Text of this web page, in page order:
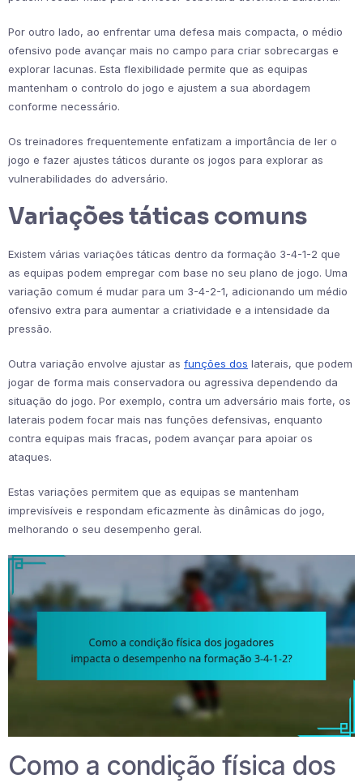
Por outro lado, ao enfrentar uma defesa mais compacta, o médio
ofensivo pode avançar mais no campo para criar sobrecargas e
explorar lacunas. Esta flexibilidade permite que as equipas
mantenham o controlo do jogo e ajustem a sua abordagem
conforme necessário.
Os treinadores frequentemente enfatizam a importância de ler o
jogo e fazer ajustes táticos durante os jogos para explorar as
vulnerabilidades do adversário.
Variações táticas comuns
Existem várias variações táticas dentro da formação 3-4-1-2 que
as equipas podem empregar com base no seu plano de jogo. Uma
variação comum é mudar para um 3-4-2-1, adicionando um médio
ofensivo extra para aumentar a criatividade e a intensidade da
pressão.
Outra variação envolve ajustar as funções dos laterais, que podem
jogar de forma mais conservadora ou agressiva dependendo da
situação do jogo. Por exemplo, contra um adversário mais forte, os
laterais podem focar mais nas funções defensivas, enquanto
contra equipas mais fracas, podem avançar para apoiar os
ataques.
Estas variações permitem que as equipas se mantenham
imprevisíveis e respondam eficazmente às dinâmicas do jogo,
melhorando o seu desempenho geral.
Como a condição física dos